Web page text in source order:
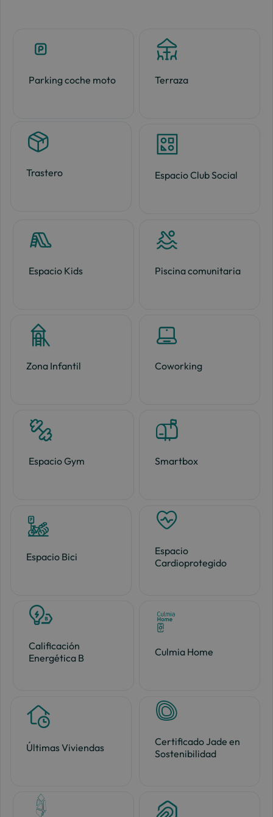
Parking coche moto Terraza
Trastero Espacio Club Social
Espacio Kids Piscina comunitaria
Zona Infantil Coworking
Espacio Gym Smartbox
Espacio Bici
Espacio
Cardioprotegido
Calificación
Energética B
Culmia Home
Últimas Viviendas
Certificado Jade en
Sostenibilidad